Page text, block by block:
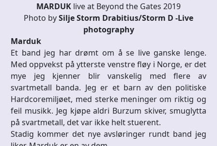
MARDUK live at Beyond the Gates 2019
Photo bySilje Storm Drabitius/Storm D -Live
photography
Marduk
Et band jeg har drømt om å se live ganske lenge.
Med oppvekst på ytterste venstre fløy i Norge, er det
mye jeg kjenner blir vanskelig med flere av
svartmetall banda. Jeg er et barn av den politiske
Hardcoremiljøet, med sterke meninger om riktig og
feil musikk. Jeg kjøpe aldri Burzum skiver, smuglytta
på svartmetall, det var ikke helt stuerent.
Stadig kommer det nye avsløringer rundt band jeg